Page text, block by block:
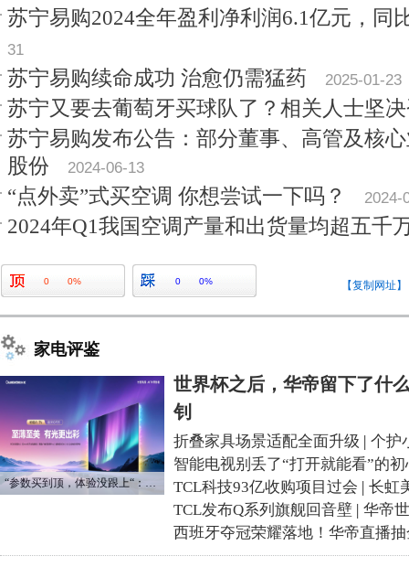
苏宁易购2024全年盈利净利润6.1亿元，同
31
苏宁易购续命成功 治愈仍需猛药 2025-01-23
苏宁又要去葡萄牙买球队了？相关人士坚
苏宁易购发布公告：部分董事、高管及核
股份
2024-06-13
“点外卖”式买空调 你想尝试一下吗？ 2024-
2024年Q1我国空调产量和出货量均超五千
0 0% 0 0% 【复制网址】
家电评鉴
“参数买到顶，体验没跟上“：长虹追光Q70S给高端电视打了个样
世界杯之后，华帝留下了什
钊
折叠家具场景适配全面升级 | 个护
智能电视别丢了“打开就能看”的初
TCL科技93亿收购项目过会 | 长虹
TCL发布Q系列旗舰回音壁 | 华帝
西班牙夺冠荣耀落地！华帝直播